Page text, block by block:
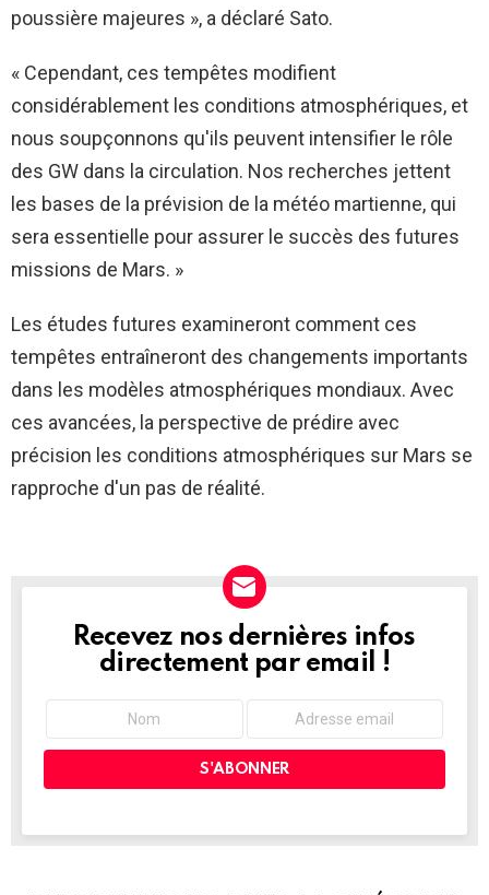
poussière majeures », a déclaré Sato.
« Cependant, ces tempêtes modifient
considérablement les conditions atmosphériques, et
nous soupçonnons qu'ils peuvent intensifier le rôle
des GW dans la circulation. Nos recherches jettent
les bases de la prévision de la météo martienne, qui
sera essentielle pour assurer le succès des futures
missions de Mars. »
Les études futures examineront comment ces
tempêtes entraîneront des changements importants
dans les modèles atmosphériques mondiaux. Avec
ces avancées, la perspective de prédire avec
précision les conditions atmosphériques sur Mars se
rapproche d'un pas de réalité.
NEWSLETTER
Recevez nos dernières infos
directement par email !